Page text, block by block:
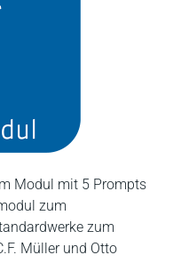
Modul mit 5 Prompts
zum
zum
Müller und Otto